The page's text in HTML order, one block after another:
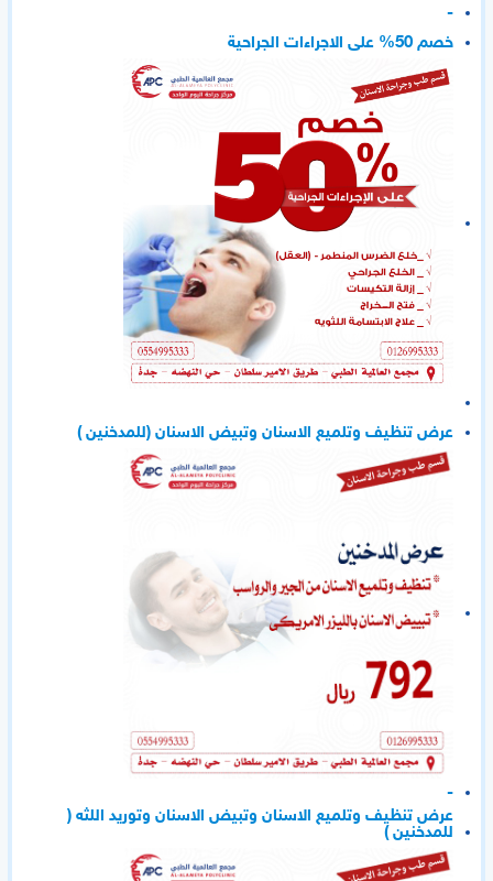
-
خصم 50% على الاجراءات الجراحية
عرض تنظيف وتلميع الاسنان وتبيض الاسنان (للمدخنين )
-
عرض تنظيف وتلميع الاسنان وتبيض الاسنان وتوريد اللثه (
للمدخنين )